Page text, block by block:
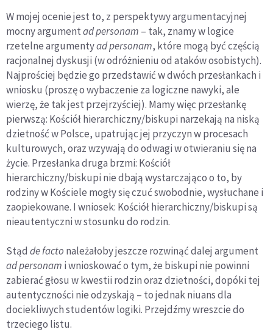
W mojej ocenie jest to, z perspektywy argumentacyjnej
mocny argumentad personam – tak, znamy w logice
rzetelne argumentyad personam, które mogą być częścią
racjonalnej dyskusji (w odróżnieniu od ataków osobistych).
Najprościej będzie go przedstawić w dwóch przesłankach i
wniosku (proszę o wybaczenie za logiczne nawyki, ale
wierzę, że tak jest przejrzyściej). Mamy więc przesłankę
pierwszą: Kościół hierarchiczny/biskupi narzekają na niską
dzietność w Polsce, upatrując jej przyczyn w procesach
kulturowych, oraz wzywają do odwagi w otwieraniu się na
życie. Przesłanka druga brzmi: Kościół
hierarchiczny/biskupi nie dbają wystarczająco o to, by
rodziny w Kościele mogły się czuć swobodnie, wysłuchane i
zaopiekowane. I wniosek: Kościół hierarchiczny/biskupi są
nieautentyczni w stosunku do rodzin.
Stąd de facto należałoby jeszcze rozwinąć dalej argument
ad personam i wnioskować o tym, że biskupi nie powinni
zabierać głosu w kwestii rodzin oraz dzietności, dopóki tej
autentyczności nie odzyskają – to jednak niuans dla
dociekliwych studentów logiki. Przejdźmy wreszcie do
trzeciego listu.